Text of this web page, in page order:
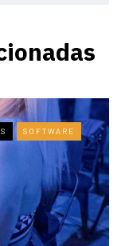
SOFTWARE